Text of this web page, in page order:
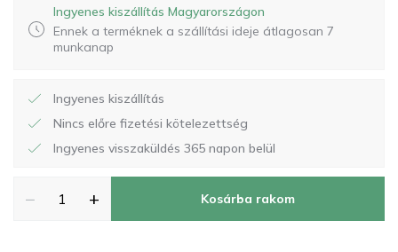
Ingyenes kiszállítás Magyarországon
Ennek a terméknek a szállítási ideje átlagosan 7
munkanap
Ingyenes kiszállítás
Nincs előre fizetési kötelezettség
Ingyenes visszaküldés 365 napon belül
− + Kosárba rakom